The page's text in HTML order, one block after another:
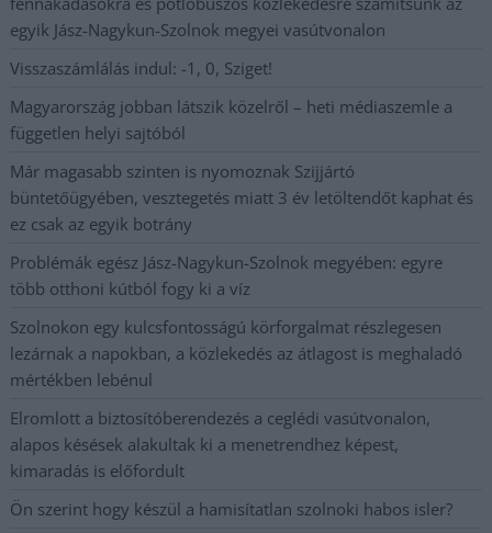
egyik Jász-Nagykun-Szolnok megyei vasútvonalon
Visszaszámlálás indul: -1, 0, Sziget!
Magyarország jobban látszik közelről – heti médiaszemle a
független helyi sajtóból
Már magasabb szinten is nyomoznak Szijjártó
büntetőügyében, vesztegetés miatt 3 év letöltendőt kaphat és
ez csak az egyik botrány
Problémák egész Jász-Nagykun-Szolnok megyében: egyre
több otthoni kútból fogy ki a víz
Szolnokon egy kulcsfontosságú körforgalmat részlegesen
lezárnak a napokban, a közlekedés az átlagost is meghaladó
mértékben lebénul
Elromlott a biztosítóberendezés a ceglédi vasútvonalon,
alapos késések alakultak ki a menetrendhez képest,
kimaradás is előfordult
Ön szerint hogy készül a hamisítatlan szolnoki habos isler?